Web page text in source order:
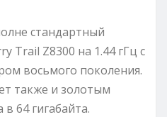
стандартный
Trail Z8300 на 1.44 гГц с
восьмого поколения.
также и золотым
64 гигабайта.